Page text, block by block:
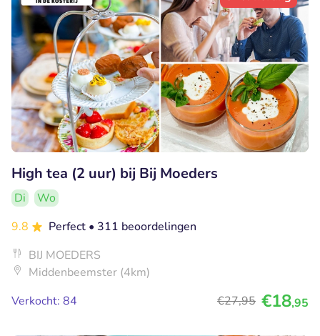
High tea (2 uur) bij Bij Moeders
Di
Wo
9.8
Perfect • 311 beoordelingen
BIJ MOEDERS
Middenbeemster (4km)
Verkocht: 84
€27,95 €18,95